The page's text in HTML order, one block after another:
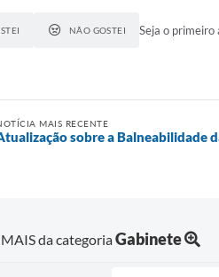
NÃO GOSTEI Seja o
MAIS RECENTE
sobre a Balneabilidade
da categoriaGabinete